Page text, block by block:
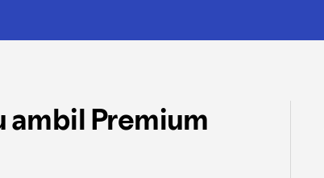
ambil Premium